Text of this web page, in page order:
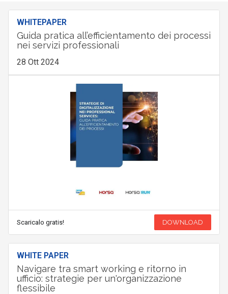
WHITEPAPER
Guida pratica all’efficientamento dei processi
nei servizi professionali
28 Ott 2024
Scaricalo gratis! DOWNLOAD
WHITE PAPER
Navigare tra smart working e ritorno in
ufficio: strategie per un'organizzazione
flessibile